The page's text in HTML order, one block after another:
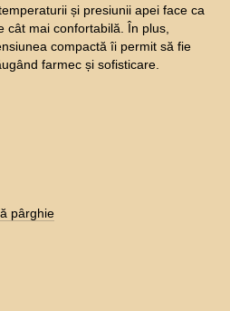
și presiunii apei face ca
cât mai confortabilă. În plus,
compactă îi permit să fie
farmec și sofisticare.
pârghie